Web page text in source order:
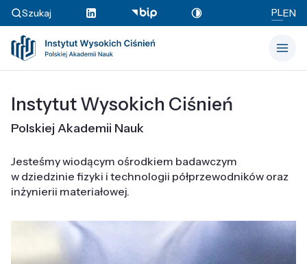
Szukaj PLEN
Instytut Wysokich Ciśnień
Polskiej Akademii Nauk
Jesteśmy wiodącym ośrodkiem badawczym
w dziedzinie fizyki i technologii półprzewodników oraz
inżynierii materiałowej.